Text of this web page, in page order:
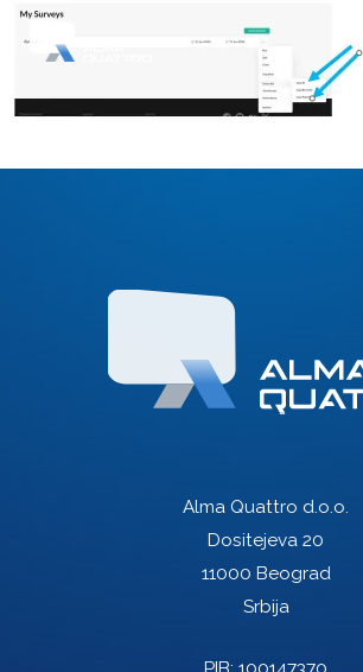
Alma Quattro d.o.o.
Dositejeva 20
11000 Beograd
Srbija